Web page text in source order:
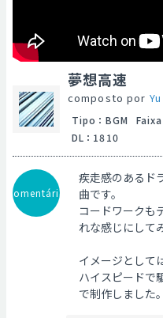
夢想高速
composto por
Tipo ： BGM Faixa
DL ： 1810
Comentário
疾走感のあるド
曲です。
コードワークも
れな感じにして
イメージとして
ハイスピードで
で制作しました。